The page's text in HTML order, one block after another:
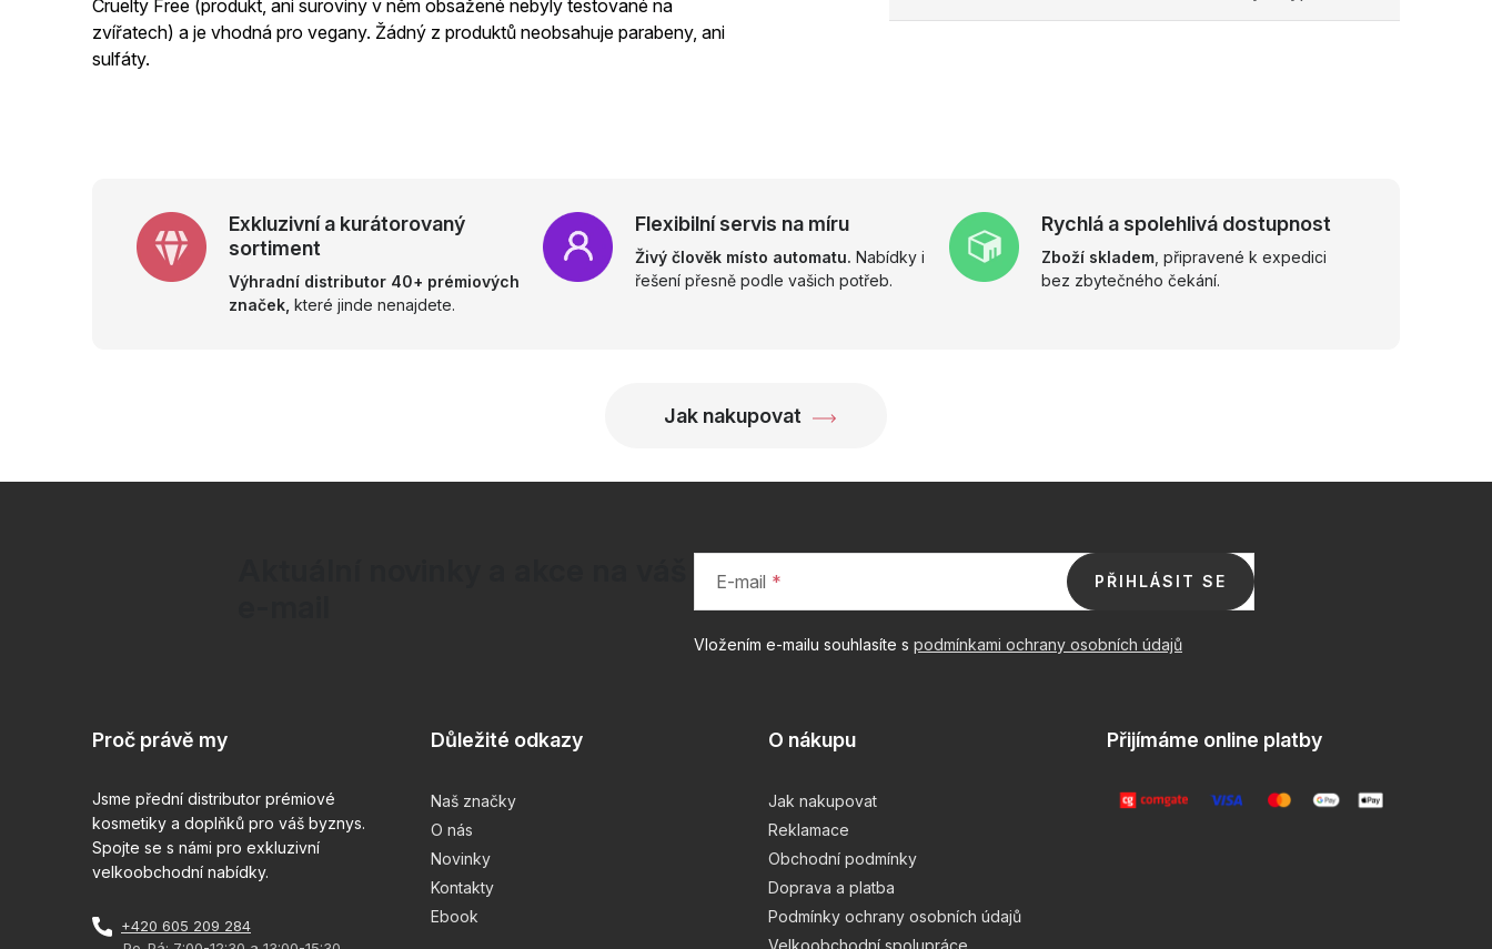
Cruelty Free (produkt, ani suroviny v něm obsažené nebyly testované na
zvířatech) a je vhodná pro vegany. Žádný z produktů neobsahuje parabeny, ani
sulfáty.
Exkluzivní a kurátorovaný
sortiment
Výhradní distributor 40+ prémiových
značek, které jinde nenajdete.
Flexibilní servis na míru
Živý člověk místo automatu. Nabídky i
řešení přesně podle vašich potřeb.
Rychlá a spolehlivá dostupnost
Zboží skladem , připravené k expedici
bez zbytečného čekání.
Jak nakupovat
E-mail
Vložením e-mailu souhlasíte s podmínkami ochrany osobních údajů
PŘIHLÁSIT SE
Proč právě my
Jsme přední distributor prémiové
kosmetiky a doplňků pro váš byznys.
Spojte se s námi pro exkluzivní
velkoobchodní nabídky.
+420 605 209 284
Důležité odkazy
Naš značky
O nás
Novinky
Kontakty
Ebook
O nákupu
Jak nakupovat
Reklamace
Obchodní podmínky
Doprava a platba
Podmínky ochrany osobních údajů
Velkoobchodní spolupráce
Přijímáme online platby